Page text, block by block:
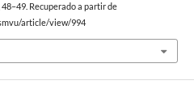
48–49. Recuperado a partir de
article/view/994